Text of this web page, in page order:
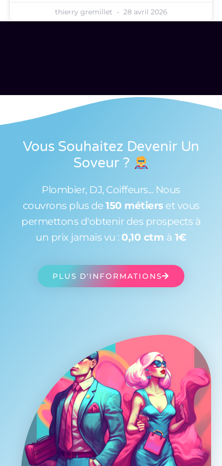
thierry gremillet 28 avril 2026
Vous Souhaitez Devenir Un
Soveur ?
Plombier, DJ, Coiffeurs... Nous
couvrons plus de 150 métiers et vous
permettons d'obtenir des prospects à
un prix jamais vu : 0,10 ctm à 1€
PLUS D'INFORMATIONS